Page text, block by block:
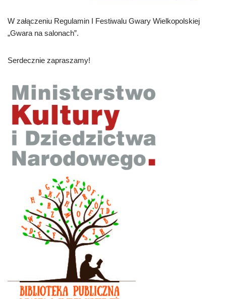
W załączeniu Regulamin I Festiwalu Gwary Wielkopolskiej
„Gwara na salonach”.
Serdecznie zapraszamy!